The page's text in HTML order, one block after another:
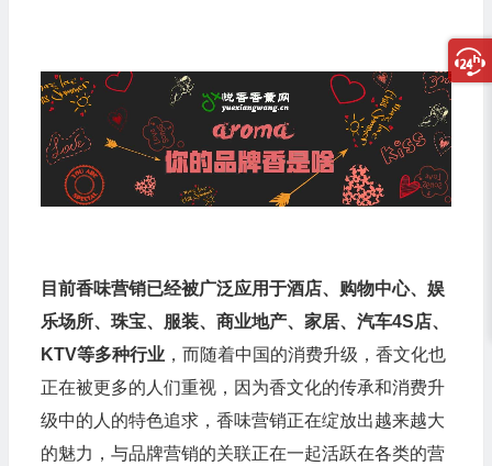
目前香味营销已经被广泛应用于酒店、购物中心、娱
乐场所、珠宝、服装、商业地产、家居、汽车4S店、
KTV等多种行业，而随着中国的消费升级，香文化也
正在被更多的人们重视，因为香文化的传承和消费升
级中的人的特色追求，香味营销正在绽放出越来越大
的魅力，与品牌营销的关联正在一起活跃在各类的营